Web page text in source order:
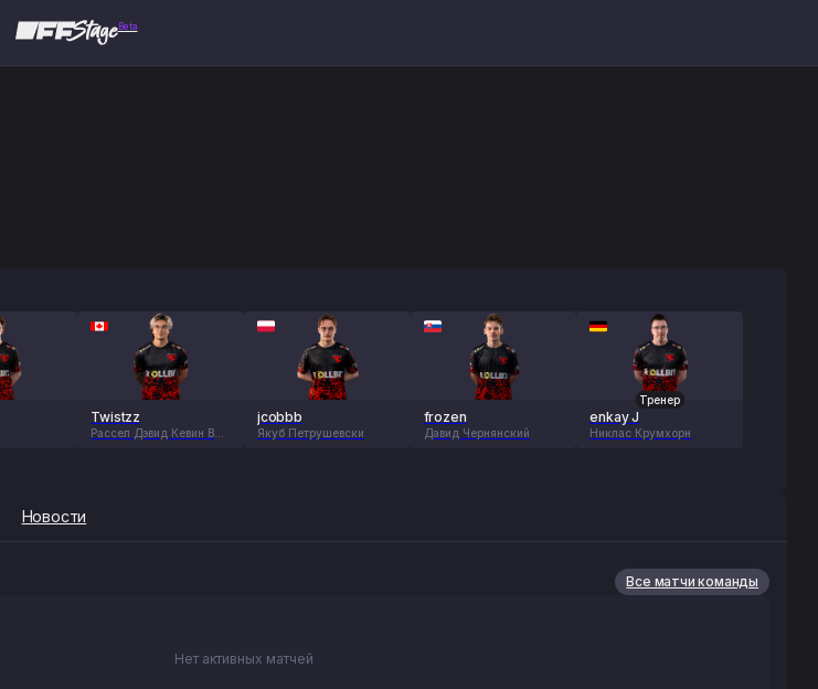
Beta
Twistzz
Рассел Дэвид Кевин Ван
jcobbb
Якуб Петрушевски
frozen
Давид Чернянский
Тренер
enkay J
Никлас Крумхорн
Новости
Все матчи команды
Нет активных матчей